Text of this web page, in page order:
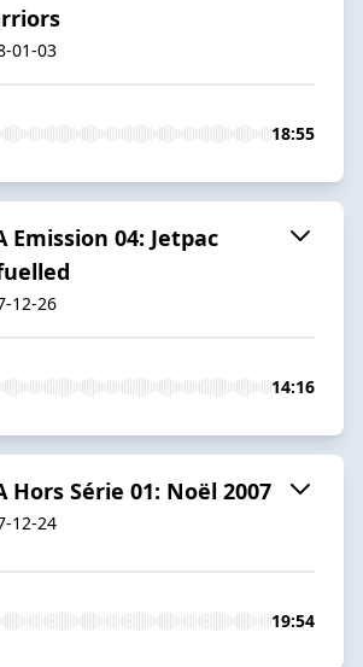
01-03
18:55
Emission 04: Jetpac
12-26
14:16
Hors Série 01: Noël 2007
12-24
19:54